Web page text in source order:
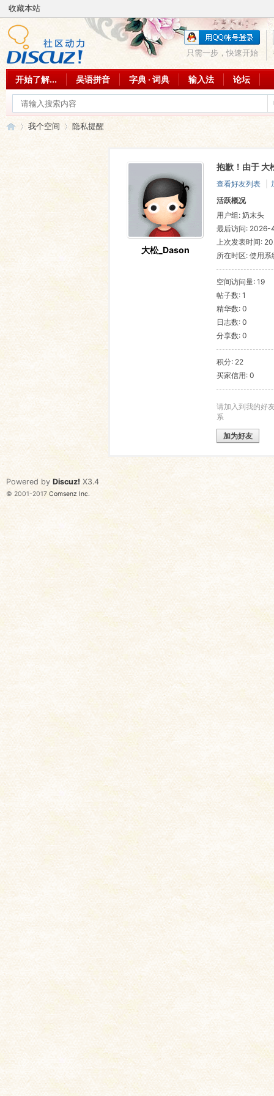
收藏本站
只需一步，快速开始
开始了解... 吴语拼音 字典 · 词典 输入法 论坛
吴
语
会
我个空间 隐私提醒
大松_Dason
抱歉！由于 大
查看好友列表
活跃概况
用户组: 奶末头
最后访问: 2026-
上次发表时间:
所在时区: 使用系
空间访问量: 19
帖子数: 1
精华数: 0
日志数: 0
分享数: 0
积分: 22
买家信用: 0
请加入到我的好
系
加为好友
Powered by Discuz! X3.4
© 2001-2017 Comsenz Inc.